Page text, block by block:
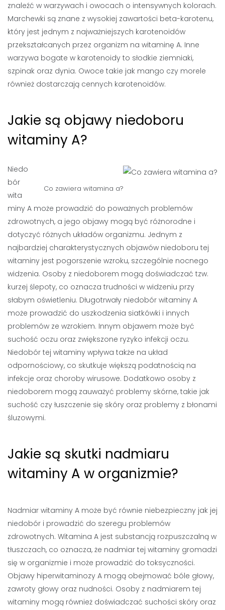
znaleźć w warzywach i owocach o intensywnych kolorach.
Marchewki są znane z wysokiej zawartości beta-karotenu,
który jest jednym z najważniejszych karotenoidów
przekształcanych przez organizm na witaminę A. Inne
warzywa bogate w karotenoidy to słodkie ziemniaki,
szpinak oraz dynia. Owoce takie jak mango czy morele
również dostarczają cennych karotenoidów.
Jakie są objawy niedoboru
witaminy A?
Co zawiera witamina a?
Niedo
bór
wita
miny A może prowadzić do poważnych problemów
zdrowotnych, a jego objawy mogą być różnorodne i
dotyczyć różnych układów organizmu. Jednym z
najbardziej charakterystycznych objawów niedoboru tej
witaminy jest pogorszenie wzroku, szczególnie nocnego
widzenia. Osoby z niedoborem mogą doświadczać tzw.
kurzej ślepoty, co oznacza trudności w widzeniu przy
słabym oświetleniu. Długotrwały niedobór witaminy A
może prowadzić do uszkodzenia siatkówki i innych
problemów ze wzrokiem. Innym objawem może być
suchość oczu oraz zwiększone ryzyko infekcji oczu.
Niedobór tej witaminy wpływa także na układ
odpornościowy, co skutkuje większą podatnością na
infekcje oraz choroby wirusowe. Dodatkowo osoby z
niedoborem mogą zauważyć problemy skórne, takie jak
suchość czy łuszczenie się skóry oraz problemy z błonami
śluzowymi.
Jakie są skutki nadmiaru
witaminy A w organizmie?
Nadmiar witaminy A może być równie niebezpieczny jak jej
niedobór i prowadzić do szeregu problemów
zdrowotnych. Witamina A jest substancją rozpuszczalną w
tłuszczach, co oznacza, że nadmiar tej witaminy gromadzi
się w organizmie i może prowadzić do toksyczności.
Objawy hiperwitaminozy A mogą obejmować bóle głowy,
zawroty głowy oraz nudności. Osoby z nadmiarem tej
witaminy mogą również doświadczać suchości skóry oraz